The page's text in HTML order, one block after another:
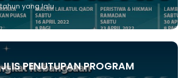
yang lalu
PENUTUPAN PROGRAM